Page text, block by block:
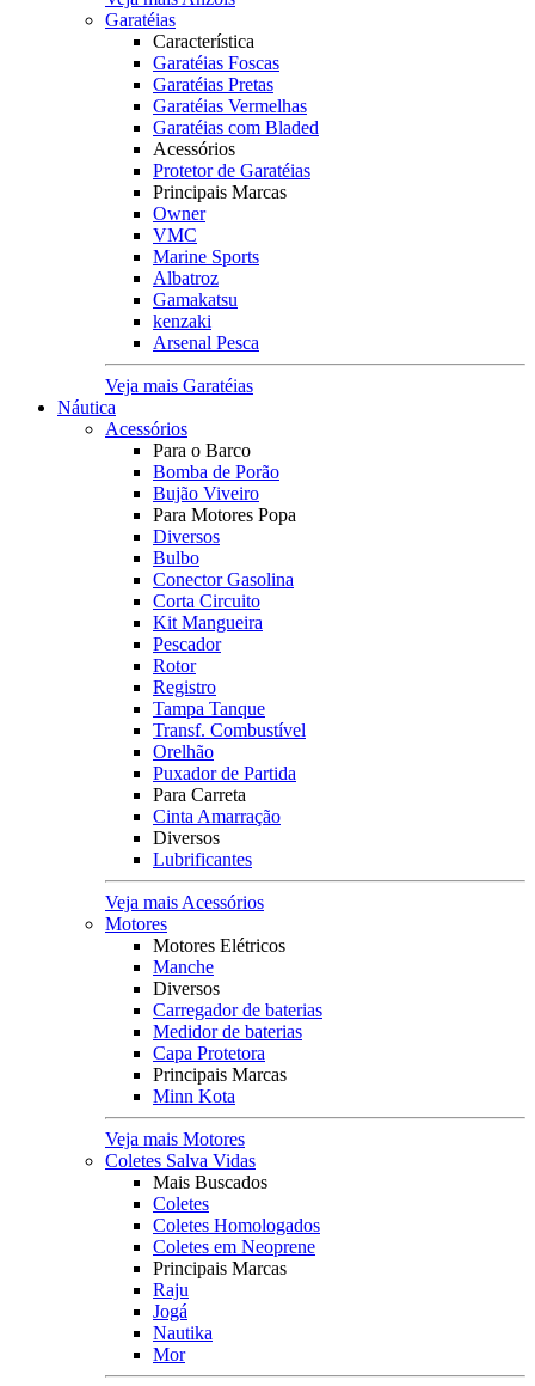
Garatéias
Característica
Garatéias Foscas
Garatéias Pretas
Garatéias Vermelhas
Garatéias com Bladed
Acessórios
Protetor de Garatéias
Principais Marcas
Owner
VMC
Marine Sports
Albatroz
Gamakatsu
kenzaki
Arsenal Pesca
Veja mais Garatéias
Náutica
Acessórios
Para o Barco
Bomba de Porão
Bujão Viveiro
Para Motores Popa
Diversos
Bulbo
Conector Gasolina
Corta Circuito
Kit Mangueira
Pescador
Rotor
Registro
Tampa Tanque
Transf. Combustível
Orelhão
Puxador de Partida
Para Carreta
Cinta Amarração
Diversos
Lubrificantes
Veja mais Acessórios
Motores
Motores Elétricos
Manche
Diversos
Carregador de baterias
Medidor de baterias
Capa Protetora
Principais Marcas
Minn Kota
Veja mais Motores
Coletes Salva Vidas
Mais Buscados
Coletes
Coletes Homologados
Coletes em Neoprene
Principais Marcas
Raju
Jogá
Nautika
Mor